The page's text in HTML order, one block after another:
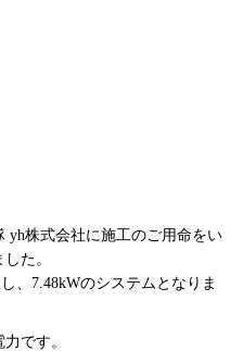
yh株式会社に施工のご用命をい
た。
、7.48kWのシステムとなりま
です。